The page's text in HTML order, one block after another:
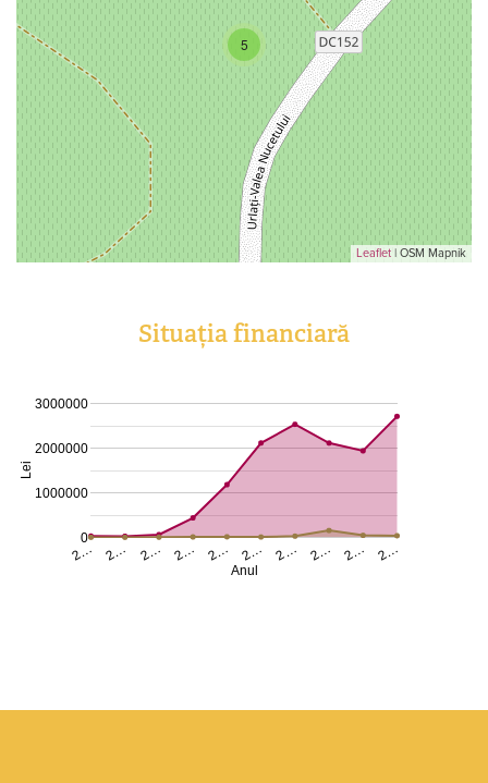
5
Leaflet | OSM Mapnik
Situația financiară
2… 2… 2… 2… 2… 2… 2… 2… 2… 2…
0
1000000
2000000
3000000
Anul
Lei